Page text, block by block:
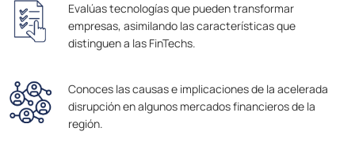
Evalúas tecnologías que pueden transformar
empresas, asimilando las características que
distinguen a las FinTechs.
Conoces las causas e implicaciones de la acelerada
disrupción en algunos mercados financieros de la
región.